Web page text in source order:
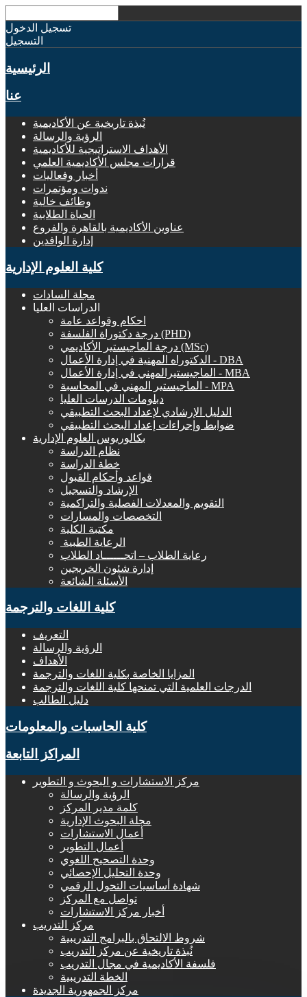
تسجيل الدخول
التسجيل
الرئيسية
عنا
نُبذة تاريخية عن الأكاديمية
الرؤية والرسالة
الأهداف الاستراتيجية للأكاديمية
قرارات مجلس الأكاديمية العلمي
أخبار وفعاليات
ندوات ومؤتمرات
وظائف خالية
الحياة الطلابية
عناوين الأكاديمية بالقاهرة والفروع
إدارة الوافدين
كلية العلوم الإدارية
مجلة السادات
الدراسات العليا
احكام وقواعد عامة
درجة دكتوراة الفلسفة (PHD)
درجة الماجيستير الأكاديمي (MSc)
الدكتوراه المهنية في إدارة الأعمال - DBA
الماجيستيرالمهني في إدارة الأعمال - MBA
الماجيستير المهني في المحاسبة - MPA
دبلومات الدرسات العليا
الدليل الإرشادي لإعداد البحث التطبيقي
ضوابط وإجراءات إعداد البحث التطبيقي
بكالوريوس العلوم الإدارية
نظام الدراسة
خطة الدراسة
قواعد وأحكام القبول
الإرشاد والتسجيل
التقويم والمعدلات الفصلية والتراكمية
التخصصات والمسارات
مكتبة الكلية
الرعاية الطبية ‏
رعاية الطلاب – اتحــــــاد الطلاب
إدارة شئون الخريجين
الأسئلة الشائعة
كلية اللغات والترجمة
التعريف
الرؤية والرسالة
الأهداف
المزايا الخاصة بكلية اللغات والترجمة
الدرجات العلمية التي تمنحها كلية اللغات والترجمة
دليل الطالب
كلية الحاسبات والمعلومات
المراكز التابعة
مركز الاستشارات و البحوث و التطوير
الرؤية والرسالة
كلمة مدير المركز
مجلة البحوث الإدارية
أعمال الاستشارات
أعمال التطوير
وحدة التصحيح اللغوي
وحدة التحليل الإحصائي
شهادة أساسيات التحول الرقمي
تواصل مع المركز
أخبار مركز الاستشارات
مركز التدريب
شروط الالتحاق بالبرامج التدريبية
نُبذة تاريخية عن مركز التدريب
فلسفة الأكاديمية في مجال التدريب
الخطة التدريبية
مركز الجمهورية الجديدة